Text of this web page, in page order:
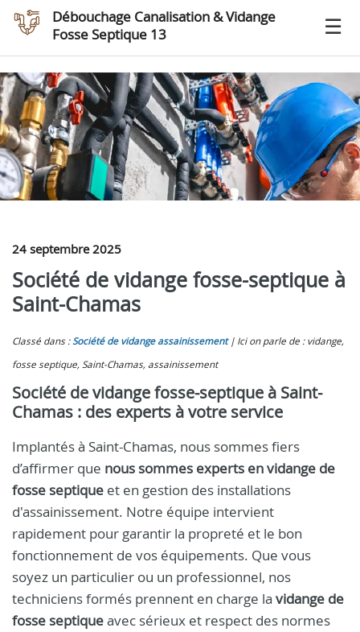
Débouchage Canalisation & Vidange
Fosse Septique 13
24 septembre 2025
Société de vidange fosse-septique à
Saint-Chamas
Classé dans :Société de vidange assainissement
Ici on parle de : vidange,
fosse septique, Saint-Chamas, assainissement
Société de vidange fosse-septique à Saint-
Chamas : des experts à votre service
Implantés à Saint-Chamas, nous sommes fiers
d’affirmer que nous sommes experts en vidange de
fosse septique et en gestion des installations
d'assainissement. Notre équipe intervient
rapidement pour garantir la propreté et le bon
fonctionnement de vos équipements. Que vous
soyez un particulier ou un professionnel, nos
techniciens formés prennent en charge la vidange de
fosse septiqueavec sérieux et respect des normes